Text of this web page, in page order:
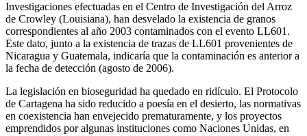
Investigaciones efectuadas en el Centro de Investigación del Arroz
de Crowley (Louisiana), han desvelado la existencia de granos
correspondientes al año 2003 contaminados con el evento LL601.
Este dato, junto a la existencia de trazas de LL601 provenientes de
Nicaragua y Guatemala, indicaría que la contaminación es anterior a
la fecha de detección (agosto de 2006).
La legislación en bioseguridad ha quedado en ridículo. El Protocolo
de Cartagena ha sido reducido a poesía en el desierto, las normativas
en coexistencia han envejecido prematuramente, y los proyectos
emprendidos por algunas instituciones como Naciones Unidas, en